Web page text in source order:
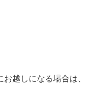
越しになる場合は、